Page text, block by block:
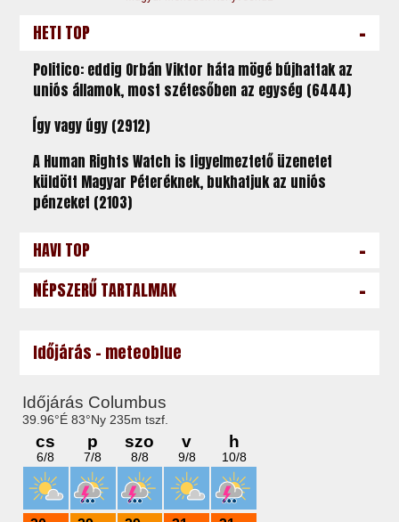
HETI TOP -
Politico: eddig Orbán Viktor háta mögé bújhattak az
uniós államok, most szétesőben az egység (6444)
Így vagy úgy (2912)
A Human Rights Watch is figyelmeztető üzenetet
küldött Magyar Péteréknek, bukhatjuk az uniós
pénzeket (2103)
HAVI TOP -
NÉPSZERŰ TARTALMAK -
Időjárás - meteoblue